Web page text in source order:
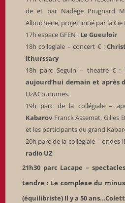
de et par Nadège Prugnard
Alloucherie, projet initié par la Cie
17h espace GFEN : Le Gueuloir
18h collegiale – concert € :
Ithurssary
18h parc Seguin – theatre € :
aujourd’hui demain et après
Uz&Coutumes.
19h parc de la collégiale –
KabarovFranck Assemat, Gilles
et les participants du grand
20h parc de la collégiale – ondes
radio UZ
21h30 parc Lacape –
tendre : Le complexe du
(équilibriste) Il y a 50